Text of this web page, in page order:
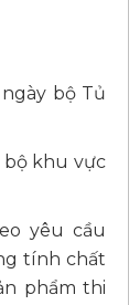
bộ Tủ
bộ khu vực
yêu cầu
tính chất
phẩm thi